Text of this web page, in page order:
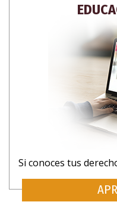
Si conoces tus